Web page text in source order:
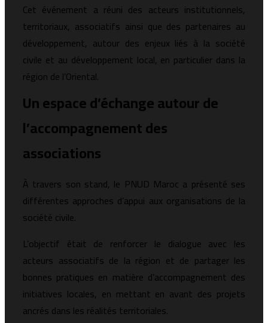
Cet événement a réuni des acteurs institutionnels,
territoriaux, associatifs ainsi que des partenaires au
développement, autour des enjeux liés à la société
civile et au développement local, en particulier dans la
région de l’Oriental.
Un espace d’échange autour de
l’accompagnement des
associations
À travers son stand, le PNUD Maroc a présenté ses
différentes approches d’appui aux organisations de la
société civile.
L’objectif était de renforcer le dialogue avec les
acteurs associatifs de la région et de partager les
bonnes pratiques en matière d’accompagnement des
initiatives locales, en mettant en avant des projets
ancrés dans les réalités territoriales.